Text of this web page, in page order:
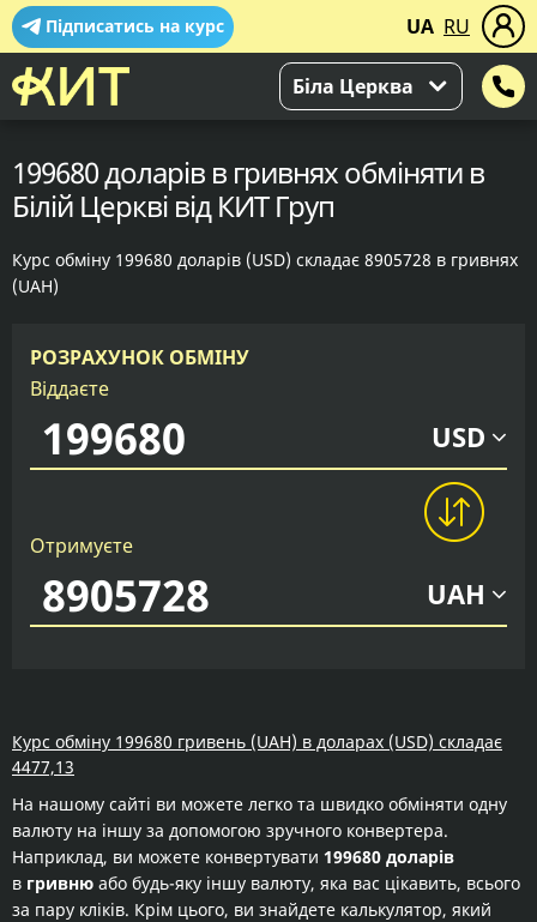
Підписатись на курс UA RU
Біла Церква
199680 доларів в гривнях обміняти в
Білій Церкві від КИТ Груп
Курс обміну 199680 доларів (USD) складає 8905728 в гривнях
(UAH)
РОЗРАХУНОК ОБМІНУ
Віддаєте
USD
Отримуєте
UAH
Курс обміну 199680 гривень (UAH) в доларах (USD) складає
4477,13
На нашому сайті ви можете легко та швидко обміняти одну
валюту на іншу за допомогою зручного конвертера.
Наприклад, ви можете конвертувати 199680 доларів
в гривню або будь-яку іншу валюту, яка вас цікавить, всього
за пару кліків. Крім цього, ви знайдете калькулятор, який